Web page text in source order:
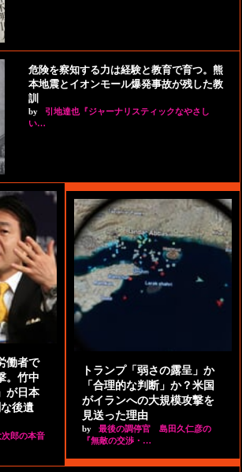
危険を察知する力は経験と教育で育つ。熊
本地震とイオンモール爆発事故が残した教
訓
by
引地達也『ジャーナリスティックなやさし
い…
働者で
。竹中
が日本
後遺
郎の本音
トランプ「弱さの露呈」か
「合理的な判断」か？米国
がイランへの大規模攻撃を
見送った理由
by
最後の調停官 島田久仁彦の
『無敵の交渉・…